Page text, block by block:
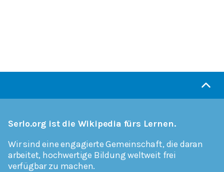
Serlo.org ist die Wikipedia fürs Lernen.
Wir sind eine engagierte Gemeinschaft, die daran
arbeitet, hochwertige Bildung weltweit frei
verfügbar zu machen.